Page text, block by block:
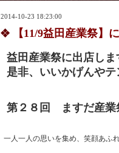
2014-10-23 18:23:00
【11/9益田産業祭】
益田産業祭に出店しま
是非、いいかげんやテ
第２８回 ますだ産業
一人一人の思いを集め、笑顔あふ